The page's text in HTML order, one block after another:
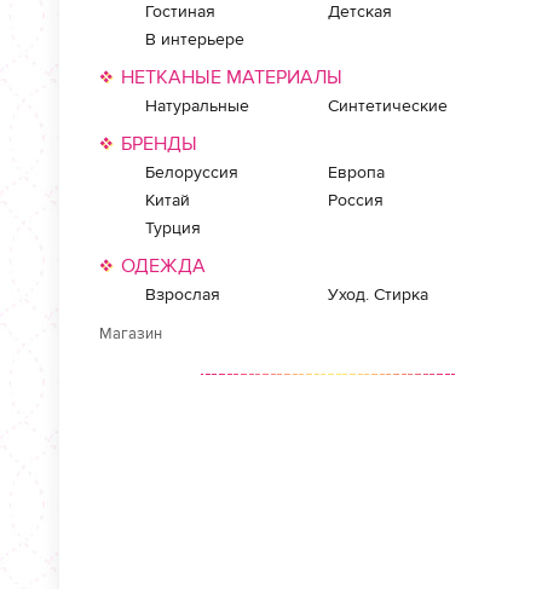
Гостиная
Детская
В интерьере
НЕТКАНЫЕ МАТЕРИАЛЫ
Натуральные Синтетические
БРЕНДЫ
Белоруссия
Европа
Китай
Россия
Турция
ОДЕЖДА
Взрослая Уход. Стирка
Магазин